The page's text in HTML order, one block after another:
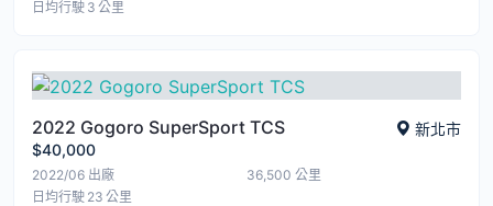
日均行駛 3 公里
2022 Gogoro SuperSport TCS
$40,000
新北市
2022/06 出廠 36,500 公里
日均行駛 23 公里